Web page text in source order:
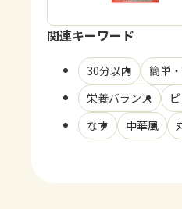
関連キーワード
30分以内 簡単
栄養バランス
なす
中華風